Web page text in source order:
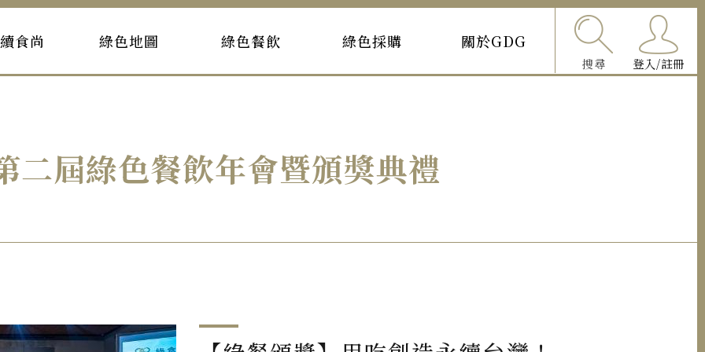
搜尋 登入/註冊
食尚 綠色地圖 綠色餐飲 綠色採購 關於GDG
二屆綠色餐飲年會暨頒獎典禮